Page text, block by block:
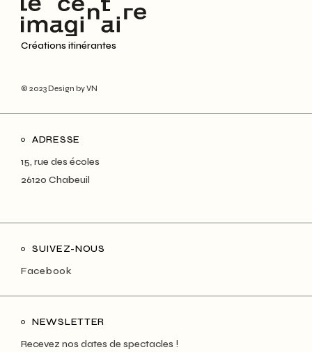
Créations itinérantes
© 2023Design by VN
ADRESSE
15, rue des écoles
26120 Chabeuil
SUIVEZ-NOUS
Facebook
NEWSLETTER
Recevez nos dates de spectacles !